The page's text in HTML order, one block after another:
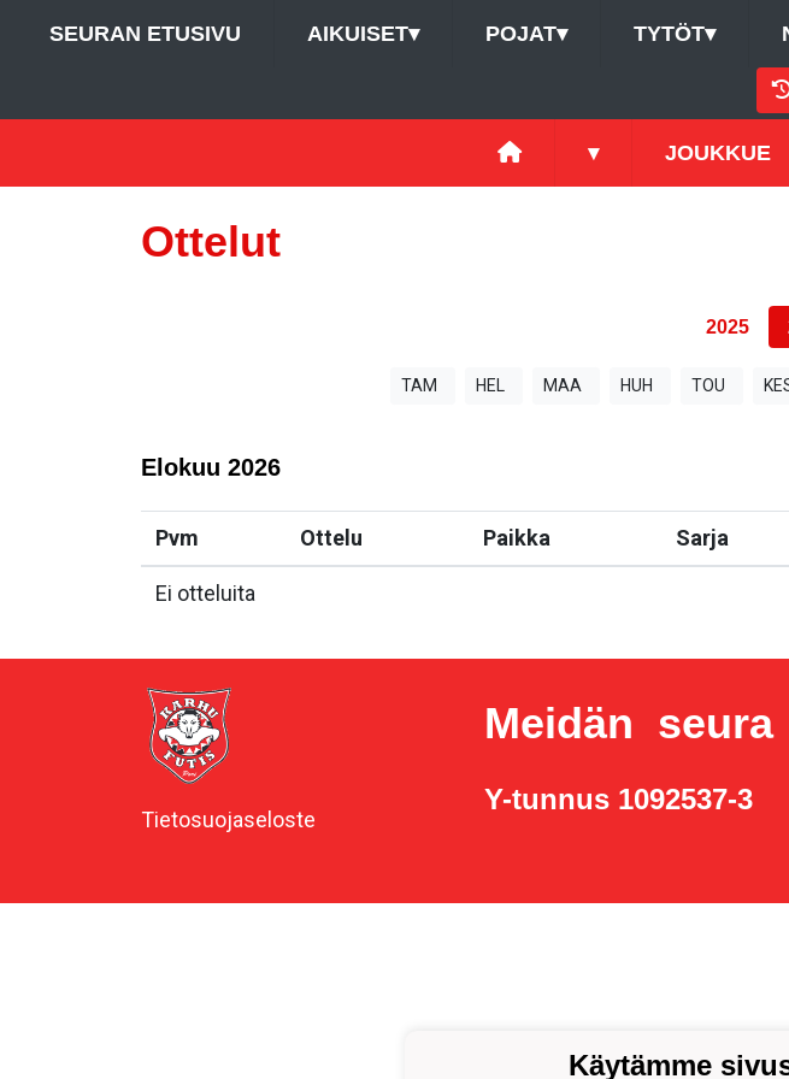
SEURAN ETUSIVU AIKUISET▾ POJAT▾ TYTÖT▾
▾ JOUKKUE
Ottelut
2025
TAM HEL MAA HUH TOU
Elokuu 2026
Pvm Ottelu Paikka Sarja
Ei otteluita
Tietosuojaseloste
Meidän seura
Y-tunnus 1092537-3
Käytämme